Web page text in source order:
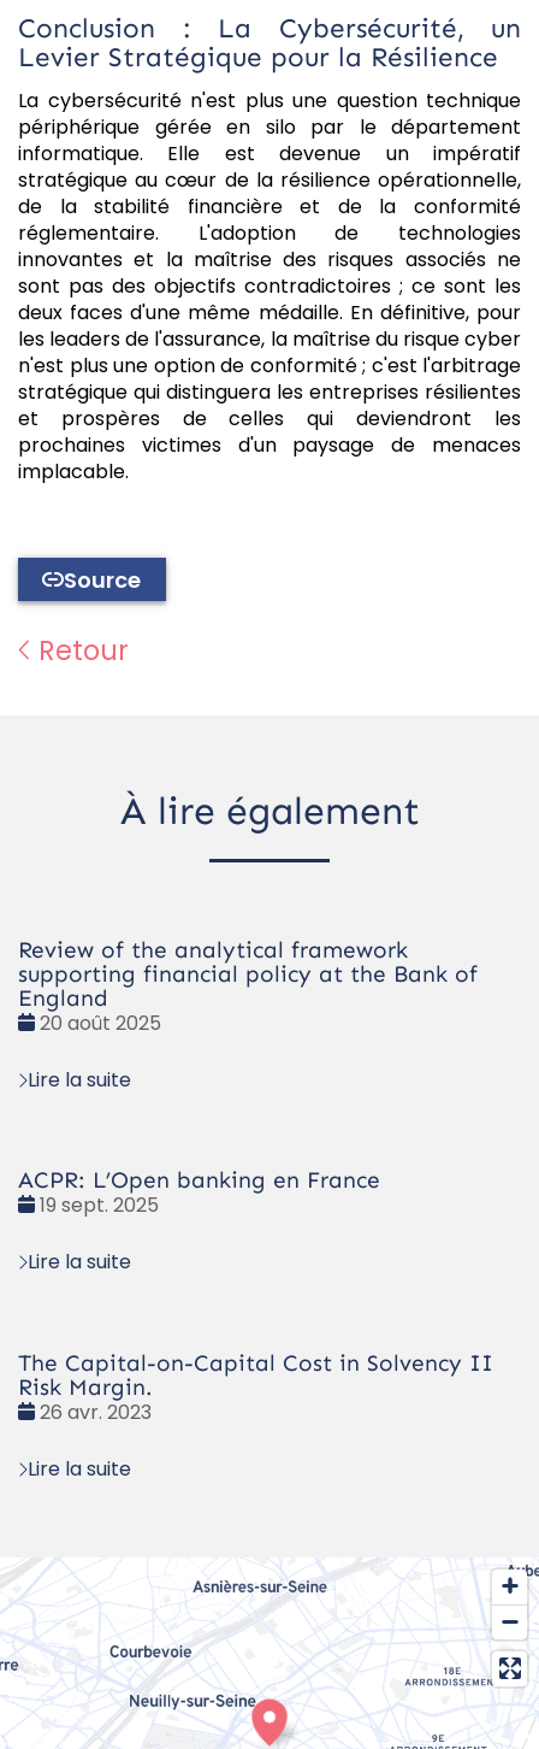
Conclusion : La Cybersécurité, un
Levier Stratégique pour la Résilience
La cybersécurité n'est plus une question technique
périphérique gérée en silo par le département
informatique. Elle est devenue un impératif
stratégique au cœur de la résilience opérationnelle,
de la stabilité financière et de la conformité
réglementaire. L'adoption de technologies
innovantes et la maîtrise des risques associés ne
sont pas des objectifs contradictoires ; ce sont les
deux faces d'une même médaille. En définitive, pour
les leaders de l'assurance, la maîtrise du risque cyber
n'est plus une option de conformité ; c'est l'arbitrage
stratégique qui distinguera les entreprises résilientes
et prospères de celles qui deviendront les
prochaines victimes d'un paysage de menaces
implacable.
Source
Retour
À lire également
Review of the analytical framework
supporting financial policy at the Bank of
England
Date
20 août 2025
Lire la suite
ACPR: L’Open banking en France
Date
19 sept. 2025
Lire la suite
The Capital-on-Capital Cost in Solvency II
Risk Margin.
Date
26 avr. 2023
Lire la suite